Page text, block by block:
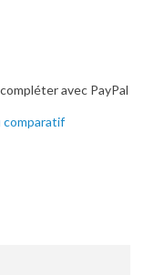
avec PayPal
comparatif